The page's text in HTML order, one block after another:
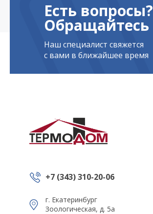
Есть вопросы?
Обращайтесь
Наш специалист свяжется
с вами в ближайшее время
+7 (343) 310-20-06
г. Екатеринбург
Зоологическая, д. 5а